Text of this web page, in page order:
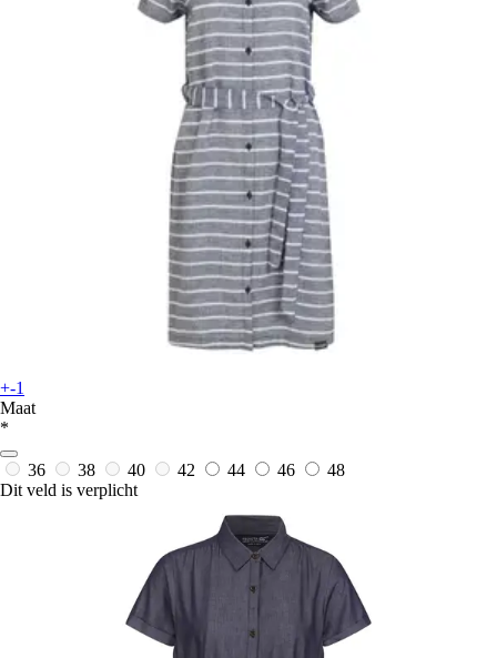
+-1
Maat
*
36 38 40 42 44 46
48
Dit veld is verplicht